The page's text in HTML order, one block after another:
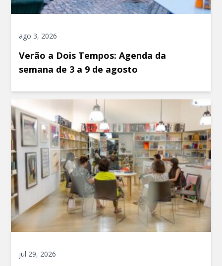
ago 3, 2026
Verão a Dois Tempos: Agenda da
semana de 3 a 9 de agosto
jul 29, 2026